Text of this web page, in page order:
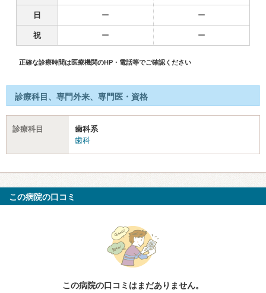
日 ー ー
祝 ー ー
正確な診療時間は医療機関のHP・電話等でご確認ください
診療科目、専門外来、専門医・資格
診療科目
歯科系
歯科
この病院の口コミ
この病院の口コミはまだありません。